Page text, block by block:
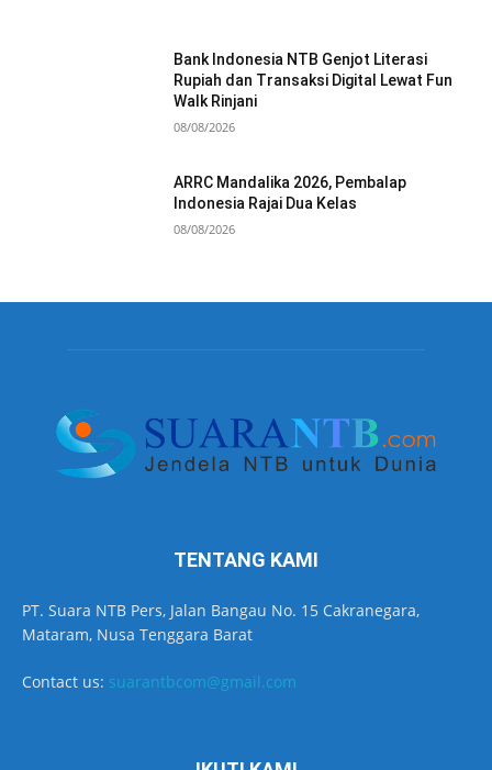
Bank Indonesia NTB Genjot Literasi
Rupiah dan Transaksi Digital Lewat Fun
Walk Rinjani
08/08/2026
ARRC Mandalika 2026, Pembalap
Indonesia Rajai Dua Kelas
08/08/2026
TENTANG KAMI
PT. Suara NTB Pers, Jalan Bangau No. 15 Cakranegara,
Mataram, Nusa Tenggara Barat
Contact us: suarantbcom@gmail.com